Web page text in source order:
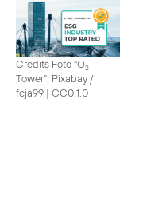
Credits Foto "O2
Tower": Pixabay /
fcja99 | CC0 1.0